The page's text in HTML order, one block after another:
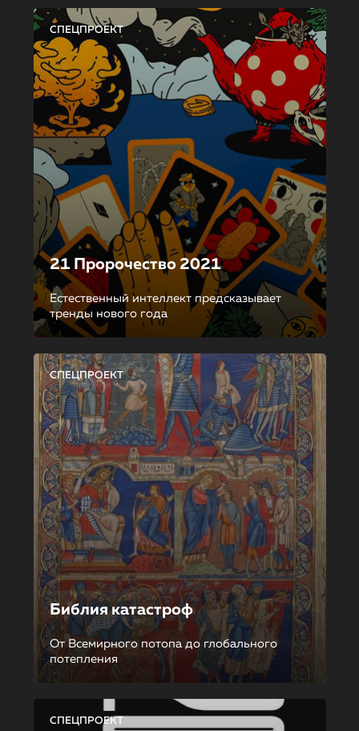
СПЕЦПРОЕКТ
21 Пророчество 2021
Естественный интеллект предсказывает
тренды нового года
СПЕЦПРОЕКТ
Библия катастроф
От Всемирного потопа до глобального
потепления
СПЕЦПРОЕКТ